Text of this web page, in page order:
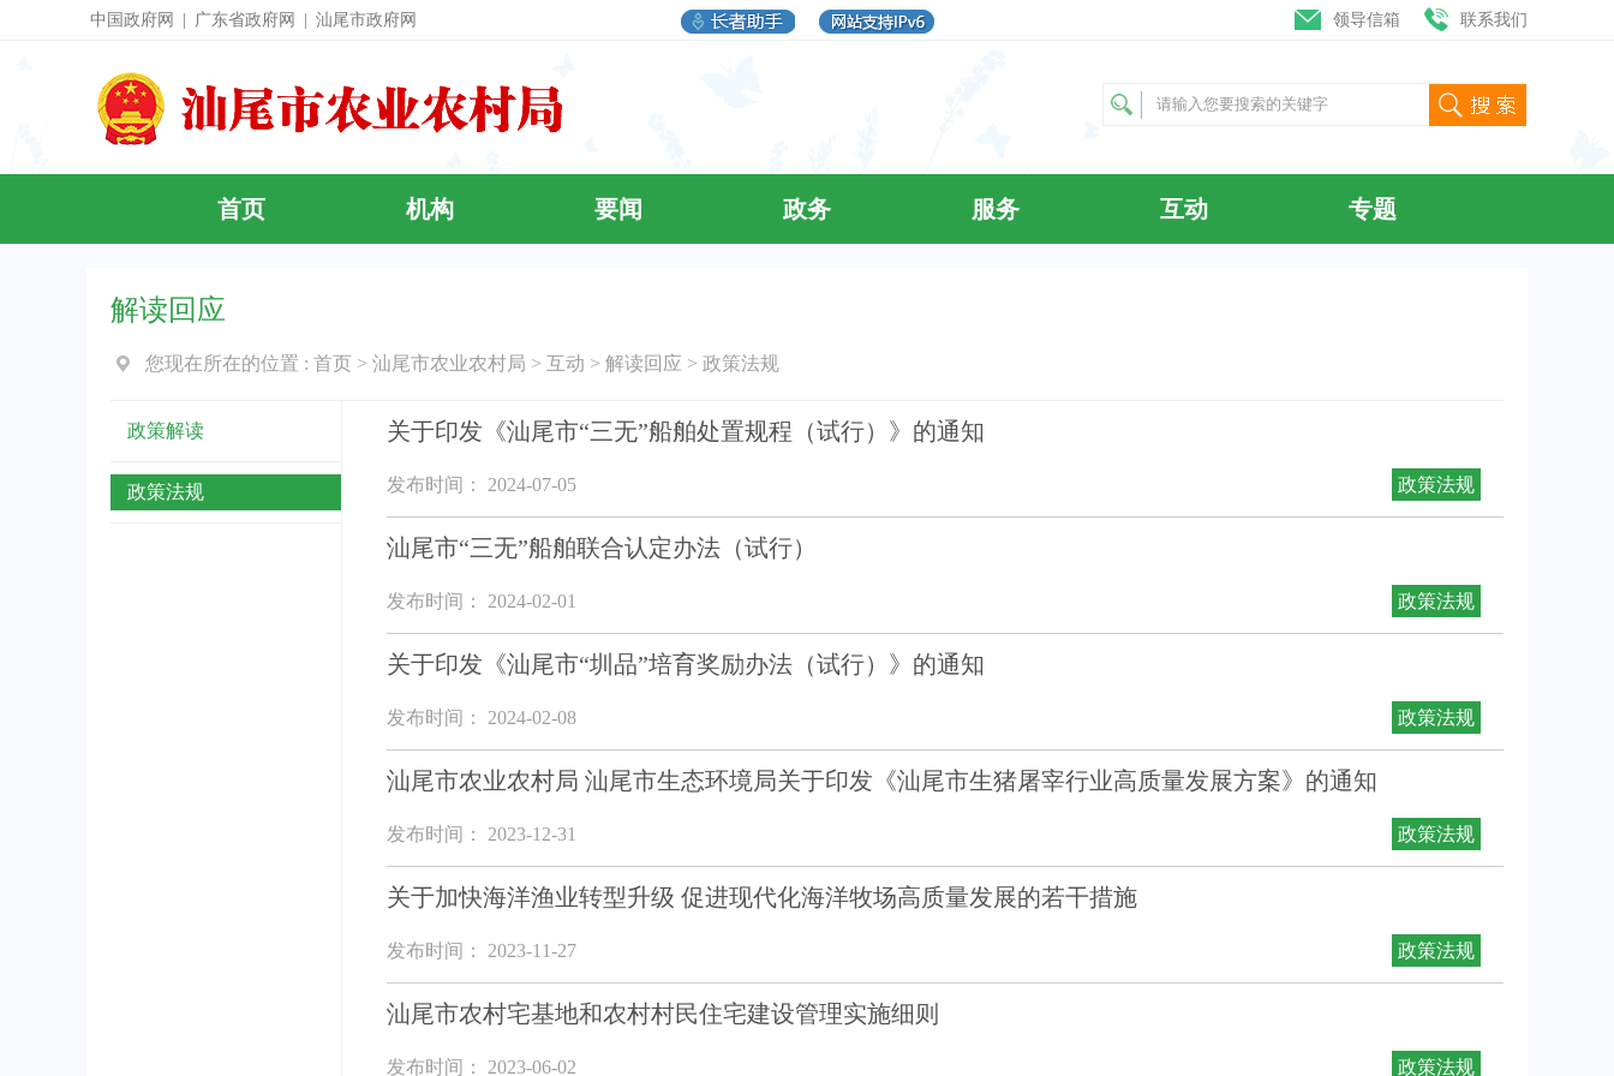
中国政府网 广东省政府网 汕尾市政府网 领导信箱 联系我们
首页 机构 要闻 政务 服务 互动 专题
解读回应
您现在所在的位置 : 首页 > 汕尾市农业农村局 > 互动 > 解读回应 > 政策法规
政策解读
政策法规
关于印发《汕尾市“三无”船舶处置规程（试行）》的通知
发布时间： 2024-07-05 政策法规
汕尾市“三无”船舶联合认定办法（试行）
发布时间： 2024-02-01 政策法规
关于印发《汕尾市“圳品”培育奖励办法（试行）》的通知
发布时间： 2024-02-08 政策法规
汕尾市农业农村局 汕尾市生态环境局关于印发《汕尾市生猪屠宰行业高质量发展方案》的通知
发布时间： 2023-12-31 政策法规
关于加快海洋渔业转型升级 促进现代化海洋牧场高质量发展的若干措施‍
发布时间： 2023-11-27 政策法规
汕尾市农村宅基地和农村村民住宅建设管理实施细则
发布时间： 2023-06-02 政策法规